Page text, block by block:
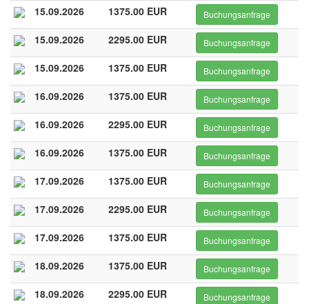
15.09.2026 1375.00 EUR Buchungsanfrage
15.09.2026 2295.00 EUR Buchungsanfrage
15.09.2026 1375.00 EUR Buchungsanfrage
16.09.2026 1375.00 EUR Buchungsanfrage
16.09.2026 2295.00 EUR Buchungsanfrage
16.09.2026 1375.00 EUR Buchungsanfrage
17.09.2026 1375.00 EUR Buchungsanfrage
17.09.2026 2295.00 EUR Buchungsanfrage
17.09.2026 1375.00 EUR Buchungsanfrage
18.09.2026 1375.00 EUR Buchungsanfrage
18.09.2026 2295.00 EUR Buchungsanfrage